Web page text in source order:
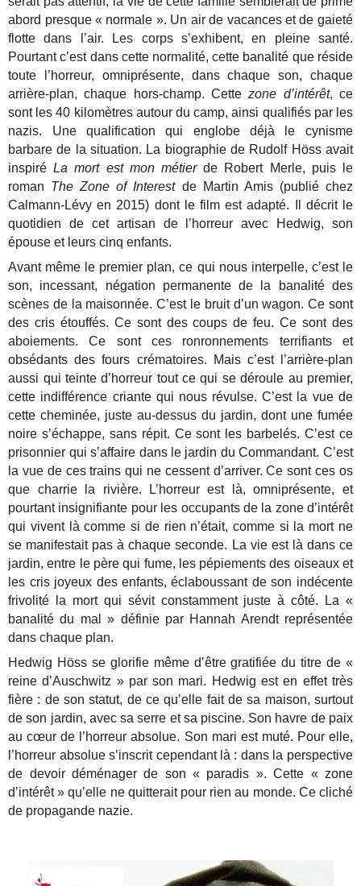
abord presque « normale ». Un air de vacances et de gaieté
flotte dans l’air. Les corps s’exhibent, en pleine santé.
Pourtant c’est dans cette normalité, cette banalité que réside
toute l’horreur, omniprésente, dans chaque son, chaque
arrière-plan, chaque hors-champ. Cettezone d’intérêt, ce
sont les 40 kilomètres autour du camp, ainsi qualifiés par les
nazis. Une qualification qui englobe déjà le cynisme
barbare de la situation. La biographie de Rudolf Höss avait
inspiréLa mort est mon métierde Robert Merle, puis le
roman The Zone of Interest de Martin Amis (publié chez
Calmann-Lévy en 2015) dont le film est adapté. Il décrit le
quotidien de cet artisan de l’horreur avec Hedwig, son
épouse et leurs cinq enfants.
Avant même le premier plan, ce qui nous interpelle, c’est le
son, incessant, négation permanente de la banalité des
scènes de la maisonnée. C’est le bruit d’un wagon. Ce sont
des cris étouffés. Ce sont des coups de feu. Ce sont des
aboiements. Ce sont ces ronronnements terrifiants et
obsédants des fours crématoires. Mais c’est l’arrière-plan
aussi qui teinte d’horreur tout ce qui se déroule au premier,
cette indifférence criante qui nous révulse. C’est la vue de
cette cheminée, juste au-dessus du jardin, dont une fumée
noire s’échappe, sans répit. Ce sont les barbelés. C’est ce
prisonnier qui s’affaire dans le jardin du Commandant. C’est
la vue de ces trains qui ne cessent d’arriver. Ce sont ces os
que charrie la rivière. L’horreur est là, omniprésente, et
pourtant insignifiante pour les occupants de la zone d’intérêt
qui vivent là comme si de rien n’était, comme si la mort ne
se manifestait pas à chaque seconde. La vie est là dans ce
jardin, entre le père qui fume, les pépiements des oiseaux et
les cris joyeux des enfants, éclaboussant de son indécente
frivolité la mort qui sévit constamment juste à côté. La «
banalité du mal » définie par Hannah Arendt représentée
dans chaque plan.
Hedwig Höss se glorifie même d’être gratifiée du titre de «
reine d’Auschwitz » par son mari. Hedwig est en effet très
fière : de son statut, de ce qu’elle fait de sa maison, surtout
de son jardin, avec sa serre et sa piscine. Son havre de paix
au cœur de l’horreur absolue. Son mari est muté. Pour elle,
l’horreur absolue s’inscrit cependant là : dans la perspective
de devoir déménager de son « paradis ». Cette « zone
d’intérêt » qu’elle ne quitterait pour rien au monde. Ce cliché
de propagande nazie.